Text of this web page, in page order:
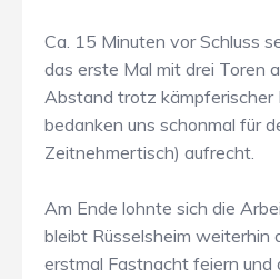
Ca. 15 Minuten vor Schluss
das erste Mal mit drei Toren
Abstand trotz kämpferischer
bedanken uns schonmal für
Zeitnehmertisch) aufrecht.
Am Ende lohnte sich die
bleibt Rüsselsheim weiterhin
erstmal Fastnacht feiern und